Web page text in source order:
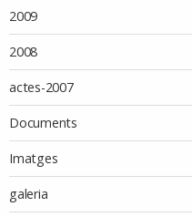
2009
2008
actes-2007
Documents
Imatges
galeria